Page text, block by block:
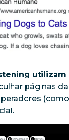
utilizam
páginas
(como